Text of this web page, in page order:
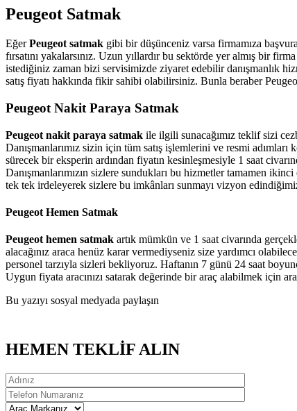
Peugeot Satmak
EğerPeugeot satmak gibi bir düşünceniz varsa firmamıza
fırsatını yakalarsınız. Uzun yıllardır bu sektörde yer almış bir
istediğiniz zaman bizi servisimizde ziyaret edebilir danışmanlık
satış fiyatı hakkında fikir sahibi olabilirsiniz. Bunla beraber
Peugeot Nakit Paraya Satmak
Peugeot nakit paraya satmak ile ilgili sunacağımız teklif sizi
Danışmanlarımız sizin için tüm satış işlemlerini ve resmi
sürecek bir eksperin ardından fiyatın kesinleşmesiyle 1 saat
Danışmanlarımızın sizlere sundukları bu hizmetler tamamen
tek tek irdeleyerek sizlere bu imkânları sunmayı vizyon
Peugeot Hemen Satmak
Peugeot hemen satmak artık mümkün ve 1 saat civarında
alacağınız araca henüz karar vermediyseniz size yardımcı
personel tarzıyla sizleri bekliyoruz. Haftanın 7 günü 24 saat
Uygun fiyata aracınızı satarak değerinde bir araç alabilmek için
Bu yazıyı sosyal medyada paylaşın
HEMEN TEKLİF ALIN